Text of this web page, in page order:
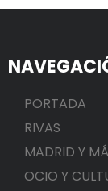
PORTADA
RIVAS
MADRID Y
OCIO Y